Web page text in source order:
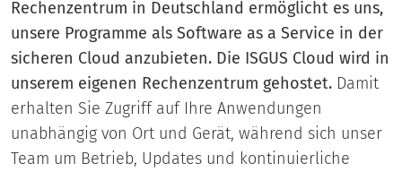
Rechenzentrum in Deutschland ermöglicht es uns,
unsere Programme als Software as a Service in der
sicheren Cloud anzubieten. Die ISGUS Cloud wird in
unserem eigenen Rechenzentrum gehostet. Damit
erhalten Sie Zugriff auf Ihre Anwendungen
unabhängig von Ort und Gerät, während sich unser
Team um Betrieb, Updates und kontinuierliche